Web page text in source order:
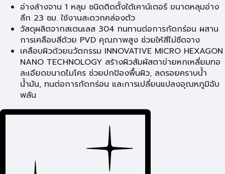
อ่างล้างจาน 1 หลุม ชนิดติดตั้งใต้เคาน์เตอร์ ขนาดหลุมอ่าง
ลึก 23 ซม. ใช้งานสะดวกคล่องตัว
วัสดุผลิตจากสเตนเลส 304 ทนทานต่อการกัดกร่อน ผสาน
การเคลือบสีด้วย PVD คุณภาพสูง ช่วยให้สีไม่ซีดจาง
เคลือบผิวด้วยนวัตกรรม INNOVATIVE MICRO HEXAGON
NANO TECHNOLOGY สร้างผิวสัมผัสตาข่ายหกเหลี่ยมทอ
ละเอียดขนาดไมโคร ช่วยปกป้องพื้นผิว, ลดรอยคราบน้ำ
น้ำมัน, ทนต่อการกัดกร่อน และการเปลี่ยนแปลงอุณหภูมิฉับ
พลัน